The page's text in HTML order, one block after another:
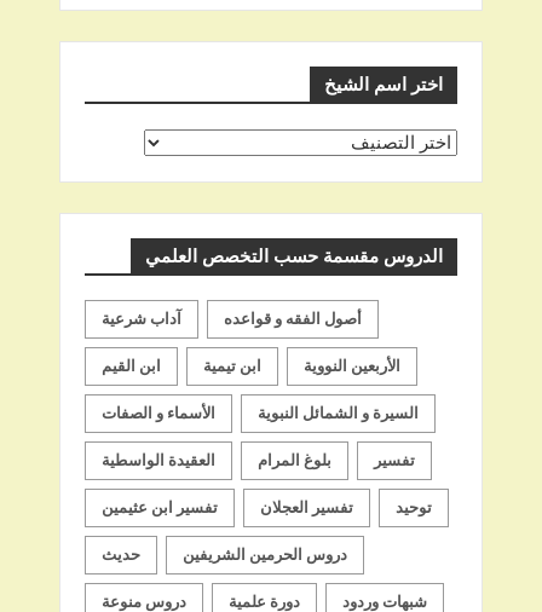
اختر اسم الشيخ
اختر
الدروس مقسمة حسب التخصص العلمي
آداب شرعية أصول الفقه و قواعده
ابن القيم ابن تيمية الأربعين النووية
الأسماء و الصفات السيرة و الشمائل النبوية
العقيدة الواسطية بلوغ المرام تفسير
تفسير ابن عثيمين تفسير العجلان توحيد
حديث دروس الحرمين الشريفين
دروس منوعة دورة علمية شبهات وردود